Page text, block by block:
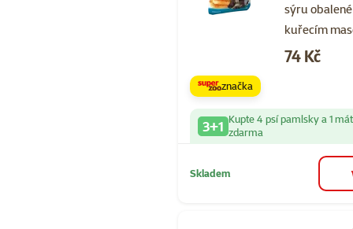
sýru obalené
kuřecím
Cena
74 Kč
značka
3+1 Kupte 4 psí pamlsky a 1
zdarma
Skladem